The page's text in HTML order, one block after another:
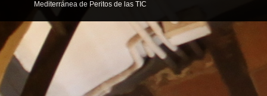
Mediterránea de Peritos de las TIC